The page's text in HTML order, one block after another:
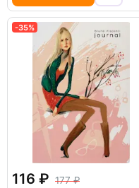
-35%
116
177